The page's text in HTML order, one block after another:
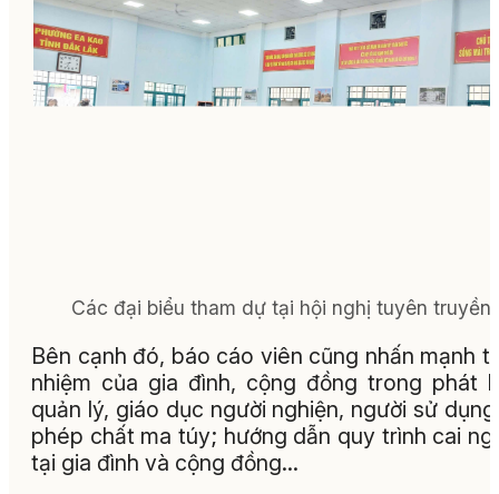
Các đại biểu tham dự tại hội nghị tuyên truyền.
Bên cạnh đó, báo cáo viên cũng nhấn mạnh
nhiệm của gia đình, cộng đồng trong phát
quản lý, giáo dục người nghiện, người sử
phép chất ma túy; hướng dẫn quy trình cai
tại gia đình và cộng đồng…